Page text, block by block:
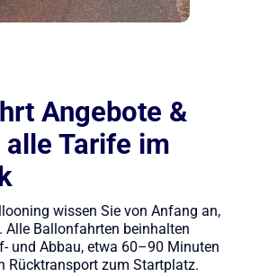
Angebote &
Tarife im
wissen Sie von Anfang an,
Alle Ballonfahrten beinhalten
und Abbau, etwa 60–90 Minuten
Rücktransport zum Startplatz.